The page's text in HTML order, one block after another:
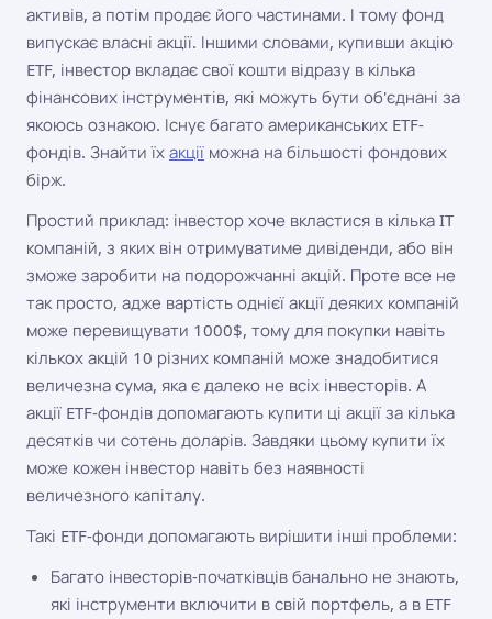
активів, а потім продає його частинами. І тому фонд
випускає власні акції. Іншими словами, купивши акцію
ETF, інвестор вкладає свої кошти відразу в кілька
фінансових інструментів, які можуть бути об'єднані за
якоюсь ознакою. Існує багато американських ETF-
фондів. Знайти їх акції можна на більшості фондових
бірж.
Простий приклад: інвестор хоче вкластися в кілька IT
компаній, з яких він отримуватиме дивіденди, або він
зможе заробити на подорожчанні акцій. Проте все не
так просто, адже вартість однієї акції деяких компаній
може перевищувати 1000$, тому для покупки навіть
кількох акцій 10 різних компаній може знадобитися
величезна сума, яка є далеко не всіх інвесторів. А
акції ETF-фондів допомагають купити ці акції за кілька
десятків чи сотень доларів. Завдяки цьому купити їх
може кожен інвестор навіть без наявності
величезного капіталу.
Такі ETF-фонди допомагають вирішити інші проблеми:
Багато інвесторів-початківців банально не знають,
які інструменти включити в свій портфель, а в ETF